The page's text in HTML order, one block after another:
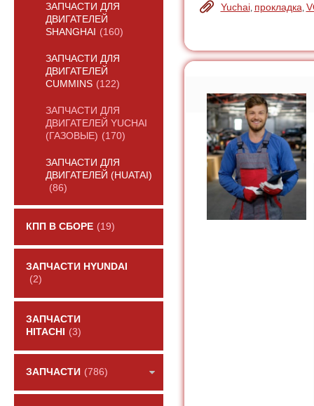
ЗАПЧАСТИ ДЛЯ
ДВИГАТЕЛЕЙ
SHANGHAI (160)
ЗАПЧАСТИ ДЛЯ
ДВИГАТЕЛЕЙ
CUMMINS (122)
ЗАПЧАСТИ ДЛЯ
ДВИГАТЕЛЕЙ YUCHAI
(ГАЗОВЫЕ) (170)
ЗАПЧАСТИ ДЛЯ
ДВИГАТЕЛЕЙ (HUATAI)
(86)
КПП В СБОРЕ (19)
ЗАПЧАСТИ HYUNDAI
(2)
ЗАПЧАСТИ
HITACHI
(3)
ЗАПЧАСТИ (786)
Yuchai, прокладка